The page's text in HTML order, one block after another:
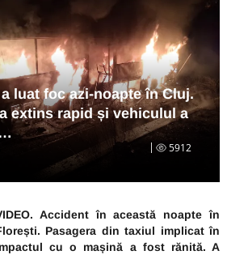
luat foc azi-noapte în Cluj.
extins rapid și vehiculul a
5912
Accident în această noapte în
Pasagera din taxiul implicat în
cu o mașină a fost rănită. A